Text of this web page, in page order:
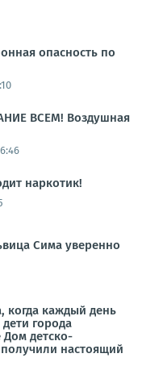
опасность по
ВСЕМ! Воздушная
наркотик!
Сима уверенно
когда каждый день
города
детско-
настоящий